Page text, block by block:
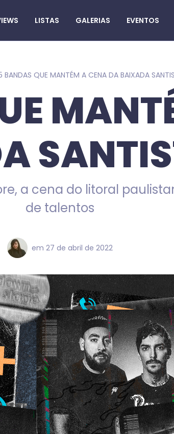
LISTAS GALERIAS EVENTOS
BANDAS QUE MANTÉM A CENA DA BAIXADA
a cena do litoral
de talentos
em 27 de abril de 2022